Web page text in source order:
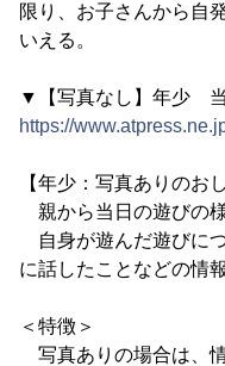
限り、お子さんから自
いえる。
▼【写真なし】年少 当
https://
【年少：写真ありのお
親から当日の遊びの
自身が遊んだ遊びに
に話したことなどの情
＜特徴＞
写真ありの場合は、